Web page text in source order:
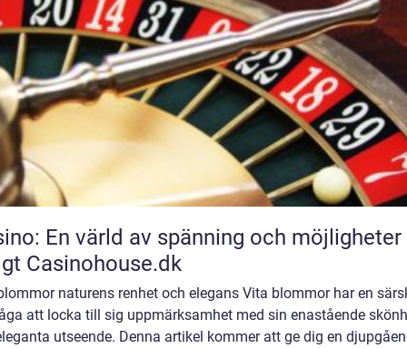
En värld av spänning och möjligheter
Casinohouse.dk
naturens renhet och elegans Vita blommor har en
att locka till sig uppmärksamhet med sin enastående
utseende. Denna artikel kommer att ge dig en